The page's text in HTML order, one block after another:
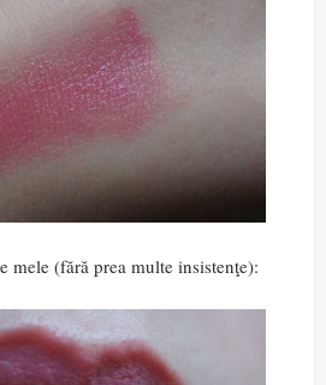
mele (fără prea multe insistenţe):